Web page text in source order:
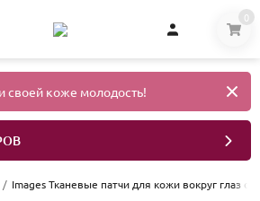
0
своей коже молодость!
/ Images Тканевые патчи для кожи вокруг глаз